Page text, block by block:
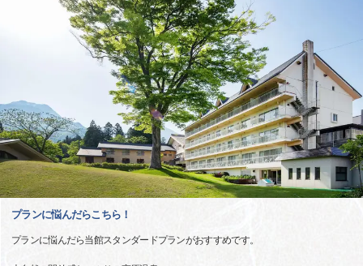
プランに悩んだらこちら！
プランに悩んだら当館スタンダードプランがおすすめです。